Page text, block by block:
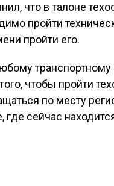
что в талоне
пройти
пройти его.
транспортному
чтобы пройти
по месту
где сейчас